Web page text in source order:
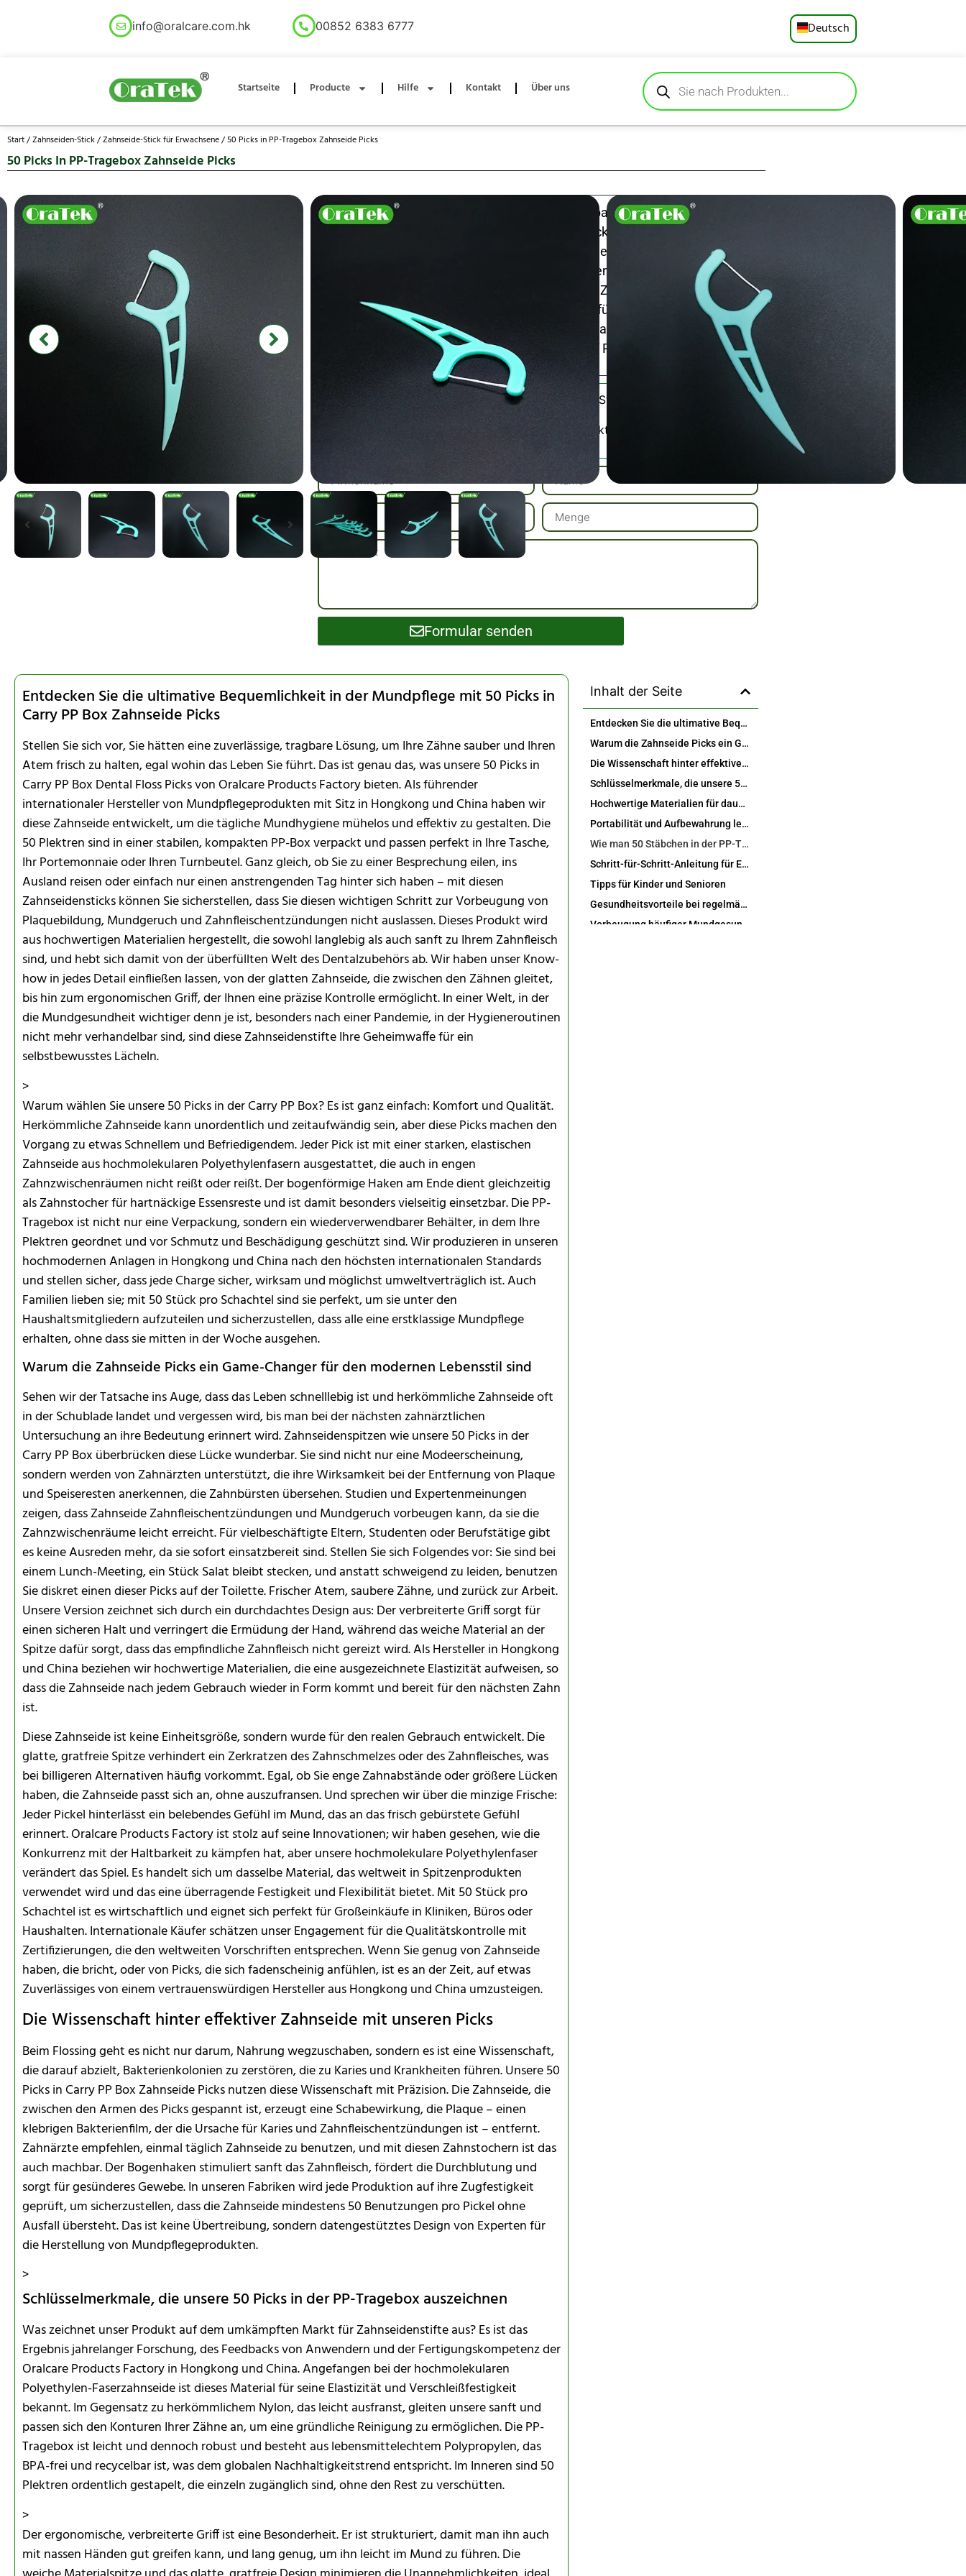
info@oralcare.com.hk 00852 6383 6777
Deutsch
Русский
Español
Startseite Producte Hilfe Kontakt Über uns
Start/Zahnseiden-Stick/Zahnseide-Stick für Erwachsene/ 50 Picks in PP-Tragebox Zahnseide Picks
50 Picks In PP-Tragebox Zahnseide Picks
50 Picks in PP-Tragebox Zahnseidenpicks Kompakte, reisefertige Packung
mit 50 ergonomisch geformten Zahnseidenpicks in einer haltbaren PP-
Tragebox zur hygienischen Aufbewahrung. Jeder Pick verfügt über einen
starken, rissfesten Zahnseidenstrang und einen komfortablen Griff, mit
dem man leicht zwischen die Zähne und um die Zahnspange kommt. Ideal
für die tägliche Zahnzwischenraumreinigung, für die Frische unterwegs
und zur Erhaltung der Zahnfleischgesundheit nach den Mahlzeiten. BPA-
frei und praktisch für zu Hause, im Büro oder auf Reisen.
Kategorie: Zahnseide-Stick für Erwachsene
Bitte kontaktieren Sie uns
Formular senden
Entdecken Sie die ultimative Bequemlichkeit in der Mundpflege mit 50 Picks in
Carry PP Box Zahnseide Picks
Stellen Sie sich vor, Sie hätten eine zuverlässige, tragbare Lösung, um Ihre Zähne sauber und Ihren
Atem frisch zu halten, egal wohin das Leben Sie führt. Das ist genau das, was unsere 50 Picks in
Carry PP Box Dental Floss Picks von Oralcare Products Factory bieten. Als führender
internationaler Hersteller von Mundpflegeprodukten mit Sitz in Hongkong und China haben wir
diese Zahnseide entwickelt, um die tägliche Mundhygiene mühelos und effektiv zu gestalten. Die
50 Plektren sind in einer stabilen, kompakten PP-Box verpackt und passen perfekt in Ihre Tasche,
Ihr Portemonnaie oder Ihren Turnbeutel. Ganz gleich, ob Sie zu einer Besprechung eilen, ins
Ausland reisen oder einfach nur einen anstrengenden Tag hinter sich haben – mit diesen
Zahnseidensticks können Sie sicherstellen, dass Sie diesen wichtigen Schritt zur Vorbeugung von
Plaquebildung, Mundgeruch und Zahnfleischentzündungen nicht auslassen. Dieses Produkt wird
aus hochwertigen Materialien hergestellt, die sowohl langlebig als auch sanft zu Ihrem Zahnfleisch
sind, und hebt sich damit von der überfüllten Welt des Dentalzubehörs ab. Wir haben unser Know-
how in jedes Detail einfließen lassen, von der glatten Zahnseide, die zwischen den Zähnen gleitet,
bis hin zum ergonomischen Griff, der Ihnen eine präzise Kontrolle ermöglicht. In einer Welt, in der
die Mundgesundheit wichtiger denn je ist, besonders nach einer Pandemie, in der Hygieneroutinen
nicht mehr verhandelbar sind, sind diese Zahnseidenstifte Ihre Geheimwaffe für ein
selbstbewusstes Lächeln.
>
Warum wählen Sie unsere 50 Picks in der Carry PP Box? Es ist ganz einfach: Komfort und Qualität.
Herkömmliche Zahnseide kann unordentlich und zeitaufwändig sein, aber diese Picks machen den
Vorgang zu etwas Schnellem und Befriedigendem. Jeder Pick ist mit einer starken, elastischen
Zahnseide aus hochmolekularen Polyethylenfasern ausgestattet, die auch in engen
Zahnzwischenräumen nicht reißt oder reißt. Der bogenförmige Haken am Ende dient gleichzeitig
als Zahnstocher für hartnäckige Essensreste und ist damit besonders vielseitig einsetzbar. Die PP-
Tragebox ist nicht nur eine Verpackung, sondern ein wiederverwendbarer Behälter, in dem Ihre
Plektren geordnet und vor Schmutz und Beschädigung geschützt sind. Wir produzieren in unseren
hochmodernen Anlagen in Hongkong und China nach den höchsten internationalen Standards
und stellen sicher, dass jede Charge sicher, wirksam und möglichst umweltverträglich ist. Auch
Familien lieben sie; mit 50 Stück pro Schachtel sind sie perfekt, um sie unter den
Haushaltsmitgliedern aufzuteilen und sicherzustellen, dass alle eine erstklassige Mundpflege
erhalten, ohne dass sie mitten in der Woche ausgehen.
Warum die Zahnseide Picks ein Game-Changer für den modernen Lebensstil sind
Sehen wir der Tatsache ins Auge, dass das Leben schnelllebig ist und herkömmliche Zahnseide oft
in der Schublade landet und vergessen wird, bis man bei der nächsten zahnärztlichen
Untersuchung an ihre Bedeutung erinnert wird. Zahnseidenspitzen wie unsere 50 Picks in der
Carry PP Box überbrücken diese Lücke wunderbar. Sie sind nicht nur eine Modeerscheinung,
sondern werden von Zahnärzten unterstützt, die ihre Wirksamkeit bei der Entfernung von Plaque
und Speiseresten anerkennen, die Zahnbürsten übersehen. Studien und Expertenmeinungen
zeigen, dass Zahnseide Zahnfleischentzündungen und Mundgeruch vorbeugen kann, da sie die
Zahnzwischenräume leicht erreicht. Für vielbeschäftigte Eltern, Studenten oder Berufstätige gibt
es keine Ausreden mehr, da sie sofort einsatzbereit sind. Stellen Sie sich Folgendes vor: Sie sind bei
einem Lunch-Meeting, ein Stück Salat bleibt stecken, und anstatt schweigend zu leiden, benutzen
Sie diskret einen dieser Picks auf der Toilette. Frischer Atem, saubere Zähne, und zurück zur Arbeit.
Unsere Version zeichnet sich durch ein durchdachtes Design aus: Der verbreiterte Griff sorgt für
einen sicheren Halt und verringert die Ermüdung der Hand, während das weiche Material an der
Spitze dafür sorgt, dass das empfindliche Zahnfleisch nicht gereizt wird. Als Hersteller in Hongkong
und China beziehen wir hochwertige Materialien, die eine ausgezeichnete Elastizität aufweisen, so
dass die Zahnseide nach jedem Gebrauch wieder in Form kommt und bereit für den nächsten Zahn
ist.
Diese Zahnseide ist keine Einheitsgröße, sondern wurde für den realen Gebrauch entwickelt. Die
glatte, gratfreie Spitze verhindert ein Zerkratzen des Zahnschmelzes oder des Zahnfleisches, was
bei billigeren Alternativen häufig vorkommt. Egal, ob Sie enge Zahnabstände oder größere Lücken
haben, die Zahnseide passt sich an, ohne auszufransen. Und sprechen wir über die minzige Frische:
Jeder Pickel hinterlässt ein belebendes Gefühl im Mund, das an das frisch gebürstete Gefühl
erinnert. Oralcare Products Factory ist stolz auf seine Innovationen; wir haben gesehen, wie die
Konkurrenz mit der Haltbarkeit zu kämpfen hat, aber unsere hochmolekulare Polyethylenfaser
verändert das Spiel. Es handelt sich um dasselbe Material, das weltweit in Spitzenprodukten
verwendet wird und das eine überragende Festigkeit und Flexibilität bietet. Mit 50 Stück pro
Schachtel ist es wirtschaftlich und eignet sich perfekt für Großeinkäufe in Kliniken, Büros oder
Haushalten. Internationale Käufer schätzen unser Engagement für die Qualitätskontrolle mit
Zertifizierungen, die den weltweiten Vorschriften entsprechen. Wenn Sie genug von Zahnseide
haben, die bricht, oder von Picks, die sich fadenscheinig anfühlen, ist es an der Zeit, auf etwas
Zuverlässiges von einem vertrauenswürdigen Hersteller aus Hongkong und China umzusteigen.
Die Wissenschaft hinter effektiver Zahnseide mit unseren Picks
Beim Flossing geht es nicht nur darum, Nahrung wegzuschaben, sondern es ist eine Wissenschaft,
die darauf abzielt, Bakterienkolonien zu zerstören, die zu Karies und Krankheiten führen. Unsere 50
Picks in Carry PP Box Zahnseide Picks nutzen diese Wissenschaft mit Präzision. Die Zahnseide, die
zwischen den Armen des Picks gespannt ist, erzeugt eine Schabewirkung, die Plaque – einen
klebrigen Bakterienfilm, der die Ursache für Karies und Zahnfleischentzündungen ist – entfernt.
Zahnärzte empfehlen, einmal täglich Zahnseide zu benutzen, und mit diesen Zahnstochern ist das
auch machbar. Der Bogenhaken stimuliert sanft das Zahnfleisch, fördert die Durchblutung und
sorgt für gesünderes Gewebe. In unseren Fabriken wird jede Produktion auf ihre Zugfestigkeit
geprüft, um sicherzustellen, dass die Zahnseide mindestens 50 Benutzungen pro Pickel ohne
Ausfall übersteht. Das ist keine Übertreibung, sondern datengestütztes Design von Experten für
die Herstellung von Mundpflegeprodukten.
>
Schlüsselmerkmale, die unsere 50 Picks in der PP-Tragebox auszeichnen
Was zeichnet unser Produkt auf dem umkämpften Markt für Zahnseidenstifte aus? Es ist das
Ergebnis jahrelanger Forschung, des Feedbacks von Anwendern und der Fertigungskompetenz der
Oralcare Products Factory in Hongkong und China. Angefangen bei der hochmolekularen
Polyethylen-Faserzahnseide ist dieses Material für seine Elastizität und Verschleißfestigkeit
bekannt. Im Gegensatz zu herkömmlichem Nylon, das leicht ausfranst, gleiten unsere sanft und
passen sich den Konturen Ihrer Zähne an, um eine gründliche Reinigung zu ermöglichen. Die PP-
Tragebox ist leicht und dennoch robust und besteht aus lebensmittelechtem Polypropylen, das
BPA-frei und recycelbar ist, was dem globalen Nachhaltigkeitstrend entspricht. Im Inneren sind 50
Plektren ordentlich gestapelt, die einzeln zugänglich sind, ohne den Rest zu verschütten.
>
Der ergonomische, verbreiterte Griff ist eine Besonderheit. Er ist strukturiert, damit man ihn auch
mit nassen Händen gut greifen kann, und lang genug, um ihn leicht im Mund zu führen. Die
Inhalt der Seite
Entdecken Sie die ultimative Bequemlichkeit in der Mundpflege mit 50 Picks in Carry PP Box Zahnseide Picks
Warum die Zahnseide Picks ein Game-Changer für den modernen Lebensstil sind
Die Wissenschaft hinter effektiver Zahnseide mit unseren Picks
Schlüsselmerkmale, die unsere 50 Picks in der PP-Tragebox auszeichnen
Hochwertige Materialien für dauerhafte Leistung
Portabilität und Aufbewahrung leicht gemacht
Wie man 50 Stäbchen in der PP-Tragebox für Zahnseide für beste Ergebnisse verwendet
Schritt-für-Schritt-Anleitung für Einsteiger
Tipps für Kinder und Senioren
Gesundheitsvorteile bei regelmäßiger Anwendung von Experten bestätigt